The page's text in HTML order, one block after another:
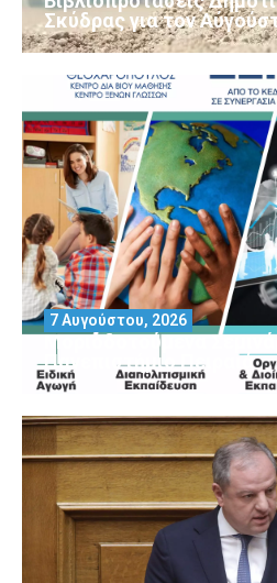
Σκύδρας για τον
Μοριοδοτούμενα
Πανεπιστήμιο Πειραιά
7 Αυγούστου, 2026